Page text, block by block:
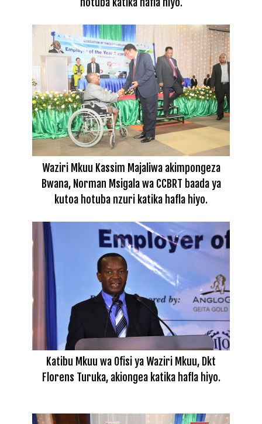
Waziri Mkuu Kassim Majaliwa akimpongeza
Bwana, Norman Msigala wa CCBRT baada ya
kutoa hotuba nzuri katika hafla hiyo.
Katibu Mkuu wa Ofisi ya Waziri Mkuu, Dkt
Florens Turuka, akiongea katika hafla hiyo.